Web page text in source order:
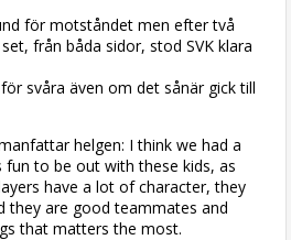
för motståndet men efter två
från båda sidor, stod SVK klara
svåra även om det sånär gick till
helgen: I think we had a
to be out with these kids, as
have a lot of character, they
they are good teammates and
that matters the most.